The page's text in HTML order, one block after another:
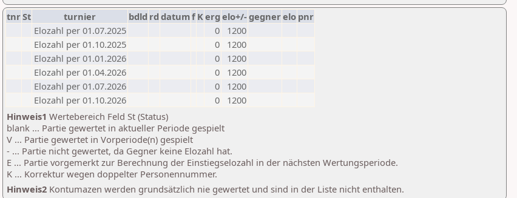
tnrSt turnier bdld rd datumf Kerg elo+/-gegnerelo pnr
Elozahl per 01.07.2025
0
1200
Elozahl per 01.10.2025
0
1200
Elozahl per 01.01.2026
0
1200
Elozahl per 01.04.2026
0
1200
Elozahl per 01.07.2026
0
1200
Elozahl per 01.10.2026
0
1200
Hinweis1 Wertebereich Feld St (Status)
blank ... Partie gewertet in aktueller Periode gespielt
V ... Partie gewertet in Vorperiode(n) gespielt
- ... Partie nicht gewertet, da Gegner keine Elozahl hat.
E ... Partie vorgemerkt zur Berechnung der Einstiegselozahl in der nächsten Wertungsperiode.
K ... Korrektur wegen doppelter Personennummer.
Hinweis2 Kontumazen werden grundsätzlich nie gewertet und sind in der Liste nicht enthalten.